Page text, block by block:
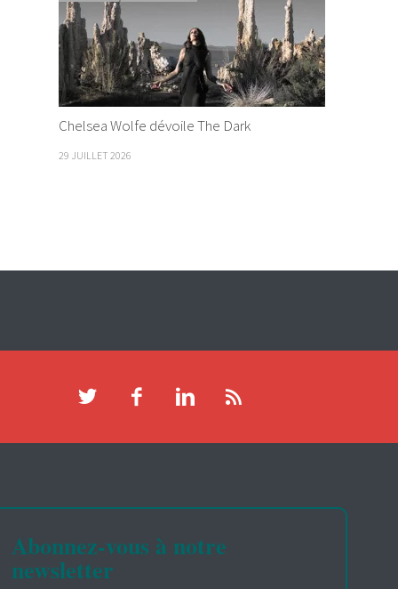
Chelsea Wolfe dévoile The Dark
29 JUILLET 2026
Abonnez-vous à notre
newsletter